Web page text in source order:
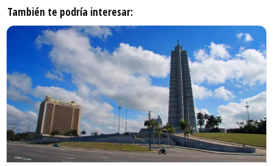
También te podría interesar: